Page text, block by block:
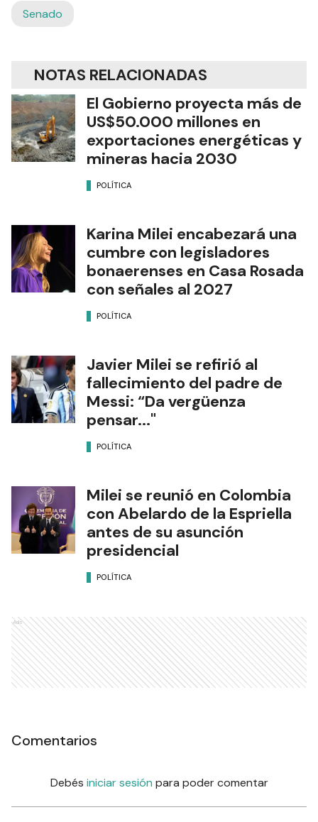
Senado
NOTAS RELACIONADAS
El Gobierno proyecta más de
US$50.000 millones en
exportaciones energéticas y
mineras hacia 2030
POLÍTICA
Karina Milei encabezará una
cumbre con legisladores
bonaerenses en Casa Rosada
con señales al 2027
POLÍTICA
Javier Milei se refirió al
fallecimiento del padre de
Messi: “Da vergüenza
pensar..."
POLÍTICA
Milei se reunió en Colombia
con Abelardo de la Espriella
antes de su asunción
presidencial
POLÍTICA
Ads
Comentarios
Debés iniciar sesión para poder comentar